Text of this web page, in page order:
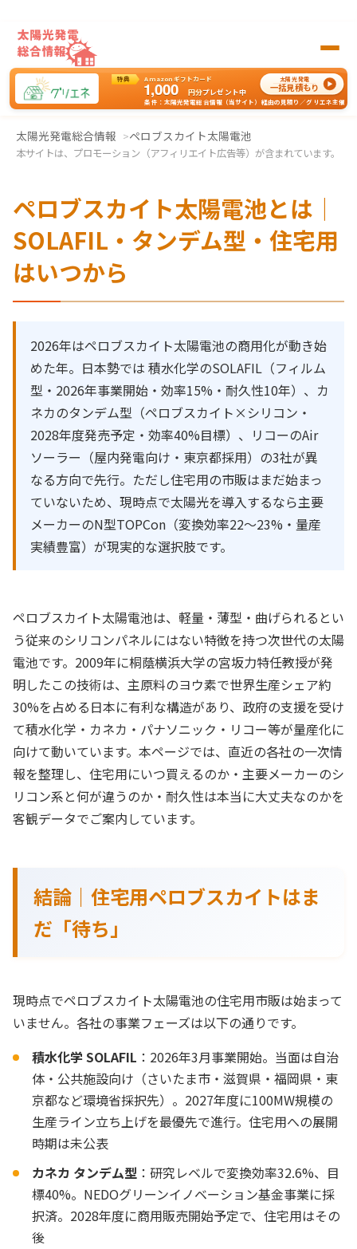
特典 Amazonギフトカード
1,000 円分プレゼント中
条件：太陽光発電総合情報（当サイト）経由の見積り／グリエネ主催
太陽光発電
一括見積もり
太陽光発電総合情報 ペロブスカイト太陽電池
本サイトは、プロモーション（アフィリエイト広告等）が含まれています。
ペロブスカイト太陽電池とは｜
SOLAFIL・タンデム型・住宅用
はいつから
2026年はペロブスカイト太陽電池の商用化が動き始
めた年。日本勢では 積水化学のSOLAFIL（フィルム
型・2026年事業開始・効率15%・耐久性10年）、カ
ネカのタンデム型（ペロブスカイト×シリコン・
2028年度発売予定・効率40%目標）、リコーのAir
ソーラー（屋内発電向け・東京都採用）の3社が異
なる方向で先行。ただし住宅用の市販はまだ始まっ
ていないため、現時点で太陽光を導入するなら主要
メーカーのN型TOPCon（変換効率22〜23%・量産
実績豊富）が現実的な選択肢です。
ペロブスカイト太陽電池は、軽量・薄型・曲げられるとい
う従来のシリコンパネルにはない特徴を持つ次世代の太陽
電池です。2009年に桐蔭横浜大学の宮坂力特任教授が発
明したこの技術は、主原料のヨウ素で世界生産シェア約
30%を占める日本に有利な構造があり、政府の支援を受け
て積水化学・カネカ・パナソニック・リコー等が量産化に
向けて動いています。本ページでは、直近の各社の一次情
報を整理し、住宅用にいつ買えるのか・主要メーカーのシ
リコン系と何が違うのか・耐久性は本当に大丈夫なのかを
客観データでご案内しています。
結論｜住宅用ペロブスカイトはま
だ「待ち」
現時点でペロブスカイト太陽電池の住宅用市販は始まって
いません。各社の事業フェーズは以下の通りです。
積水化学 SOLAFIL ：2026年3月事業開始。当面は自治
体・公共施設向け（さいたま市・滋賀県・福岡県・東
京都など環境省採択先）。2027年度に100MW規模の
生産ライン立ち上げを最優先で進行。住宅用への展開
時期は未公表
カネカ タンデム型 ：研究レベルで変換効率32.6%、目
標40%。NEDOグリーンイノベーション基金事業に採
択済。2028年度に商用販売開始予定で、住宅用はその
後